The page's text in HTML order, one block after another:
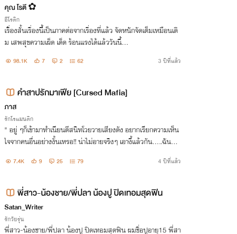
คุณ โรตี ✿
อีโรติก
เรื่้องสั้นเรื่องนี้่เป็นภาคต่อจากเรื่องที่แล้ว จัดหนักจัดเต็มเหมือนเดิ
ม เสพสุขความเผ็ด เด็ด ร้อนแรงได้แล้ววันนี้...
98.1K 7 2 62 3 ปีที่แล้ว
คำสาปรักมาเฟีย [Cursed Mafia]
ภาส
รักโรแมนติก
" อยู่ ๆก็เข้ามาทำเนียนตีสนิทโวยวายเสียงดัง อยากเรียกความเห็น
ใจจากคนอื่นอย่างงั้นเหรอ!! น่าไม่อายจริงๆ เอางี้แล้วกัน.....ฉันต้อ
7.4K 9 25 79 4 ปีที่แล้ว
พี่สาว-น้องชาย/พี่ปลา น้องปู ปิดเทอมสุดฟิน
Satan_Writer
รักวัยรุ่น
พี่สาว-น้องชาย/พี่ปลา น้องปู ปิดเทอมสุดฟิน ผมชื่อปูอายุ15 พี่สา